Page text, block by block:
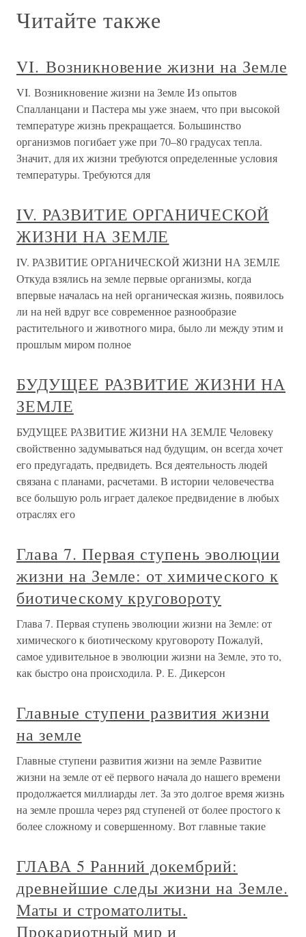
Читайте также
VI. Возникновение жизни на Земле
VI. Возникновение жизни на Земле Из опытов
Спалланцани и Пастера мы уже знаем, что при высокой
температуре жизнь прекращается. Большинство
организмов погибает уже при 70–80 градусах тепла.
Значит, для их жизни требуются определенные условия
температуры. Требуются для
IV. РАЗВИТИЕ ОРГАНИЧЕСКОЙ
ЖИЗНИ НА ЗЕМЛЕ
IV. РАЗВИТИЕ ОРГАНИЧЕСКОЙ ЖИЗНИ НА ЗЕМЛЕ
Откуда взялись на земле первые организмы, когда
впервые началась на ней органическая жизнь, появилось
ли на ней вдруг все современное разнообразие
растительного и животного мира, было ли между этим и
прошлым миром полное
БУДУЩЕЕ РАЗВИТИЕ ЖИЗНИ НА
ЗЕМЛЕ
БУДУЩЕЕ РАЗВИТИЕ ЖИЗНИ НА ЗЕМЛЕ Человеку
свойственно задумываться над будущим, он всегда хочет
его предугадать, предвидеть. Вся деятельность людей
связана с планами, расчетами. В истории человечества
все большую роль играет далекое предвидение в любых
отраслях его
Глава 7. Первая ступень эволюции
жизни на Земле: от химического к
биотическому круговороту
Глава 7. Первая ступень эволюции жизни на Земле: от
химического к биотическому круговороту Пожалуй,
самое удивительное в эволюции жизни на Земле, это то,
как быстро она происходила. Р. Е. Дикерсон
Главные ступени развития жизни
на земле
Главные ступени развития жизни на земле Развитие
жизни на земле от её первого начала до нашего времени
продолжается миллиарды лет. За это долгое время жизнь
на земле прошла через ряд ступеней от более простого к
более сложному и совершенному. Вот главные такие
ГЛАВА 5 Ранний докембрий:
древнейшие следы жизни на Земле.
Маты и строматолиты.
Прокариотный мир и